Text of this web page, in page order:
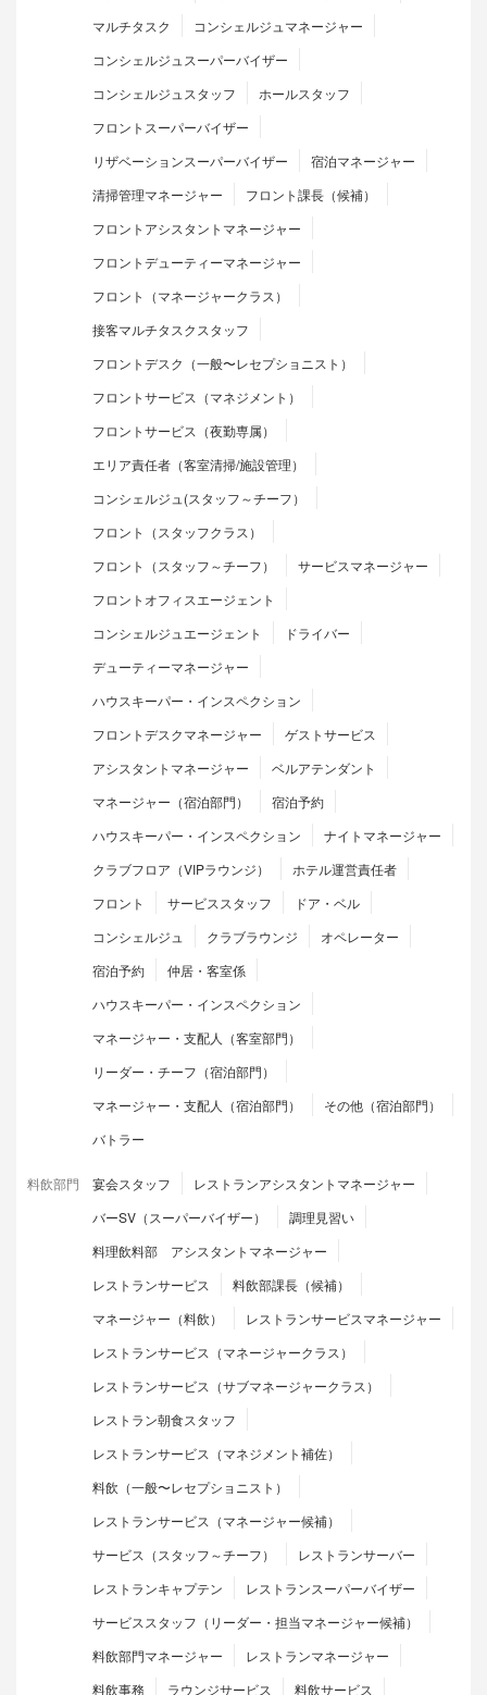
マルチタスク
コンシェルジュマネージャー
コンシェルジュスーパーバイザー
コンシェルジュスタッフ
ホールスタッフ
フロントスーパーバイザー
リザベーションスーパーバイザー
宿泊マネージャー
清掃管理マネージャー
フロント課長（候補）
フロントアシスタントマネージャー
フロントデューティーマネージャー
フロント（マネージャークラス）
接客マルチタスクスタッフ
フロントデスク（一般〜レセプショニスト）
フロントサービス（マネジメント）
フロントサービス（夜勤専属）
エリア責任者（客室清掃/施設管理）
コンシェルジュ(スタッフ～チーフ）
フロント（スタッフクラス）
フロント（スタッフ～チーフ）
サービスマネージャー
フロントオフィスエージェント
コンシェルジュエージェント
ドライバー
デューティーマネージャー
ハウスキーパー・インスペクション
フロントデスクマネージャー
ゲストサービス
アシスタントマネージャー
ベルアテンダント
マネージャー（宿泊部門）
宿泊予約
ハウスキーパー・インスペクション
ナイトマネージャー
クラブフロア（VIPラウンジ）
ホテル運営責任者
フロント
サービススタッフ
ドア・ベル
コンシェルジュ
クラブラウンジ
オペレーター
宿泊予約
仲居・客室係
ハウスキーパー・インスペクション
マネージャー・支配人（客室部門）
リーダー・チーフ（宿泊部門）
マネージャー・支配人（宿泊部門）
その他（宿泊部門）
バトラー
料飲部門 宴会スタッフ
レストランアシスタントマネージャー
バーSV（スーパーバイザー）
調理見習い
料理飲料部 アシスタントマネージャー
レストランサービス
料飲部課長（候補）
マネージャー（料飲）
レストランサービスマネージャー
レストランサービス（マネージャークラス）
レストランサービス（サブマネージャークラス）
レストラン朝食スタッフ
レストランサービス（マネジメント補佐）
料飲（一般〜レセプショニスト）
レストランサービス（マネージャー候補）
サービス（スタッフ～チーフ）
レストランサーバー
レストランキャプテン
レストランスーパーバイザー
サービススタッフ（リーダー・担当マネージャー候補）
料飲部門マネージャー
レストランマネージャー
料飲事務
ラウンジサービス 料飲サービス